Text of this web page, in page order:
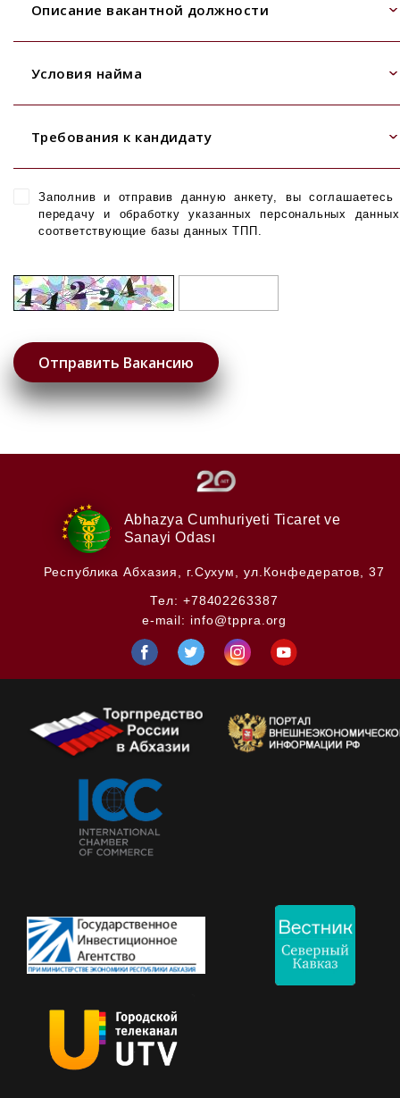
Описание вакантной должности
Условия найма
Требования к кандидату
Заполнив и отправив данную анкету, вы соглашаетесь
передачу и обработку указанных персональных
соответствующие базы данных ТПП.
Abhazya Cumhuriyeti Ticaret ve
Sanayi Odası
Республика Абхазия,
г.Сухум, ул.Конфедератов, 37
Тел: +78402263387
e-mail: info@tppra.org